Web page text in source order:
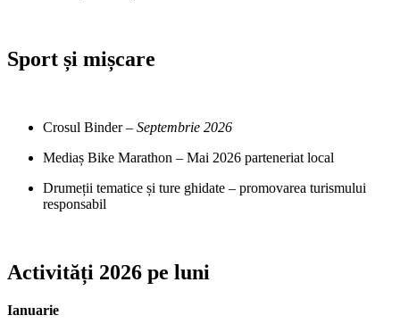
Sport și mișcare
Crosul Binder – Septembrie 2026
Mediaș Bike Marathon – Mai 2026 parteneriat local
Drumeții tematice și ture ghidate – promovarea turismului
responsabil
Activități 2026 pe luni
Ianuarie